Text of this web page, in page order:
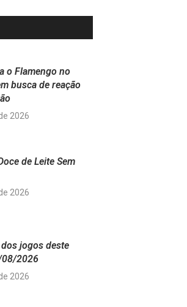
o Flamengo no
busca de reação
2026
de Leite Sem
2026
jogos deste
08/2026
2026